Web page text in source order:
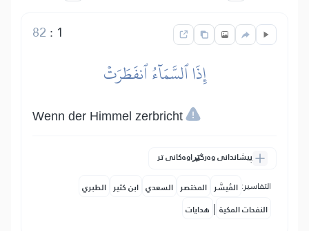
1
:
82
إِذَا ٱلسَّمَآءُ ٱنفَطَرَتۡ
Wenn der Himmel zerbricht
پیشاندانی وەرگێڕاوەکانی تر
التفاسير: المُيسَّر المختصر السعدي ابن كثير الطبري
النفحات المكية | هدايات